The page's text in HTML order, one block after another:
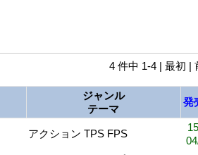
4 件中 1-4 | 最初 |
ジャンル
テーマ
発
アクション TPS FPS